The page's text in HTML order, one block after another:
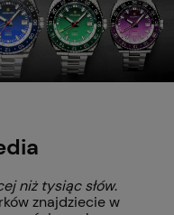
niż tysiąc słów.
znajdziecie w